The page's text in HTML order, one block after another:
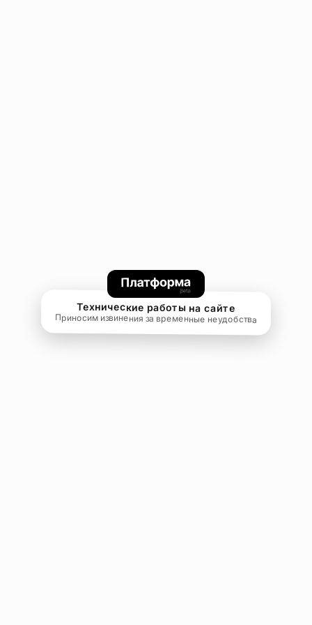
Технические работы на сайте
Приносим извинения за временные неудобства